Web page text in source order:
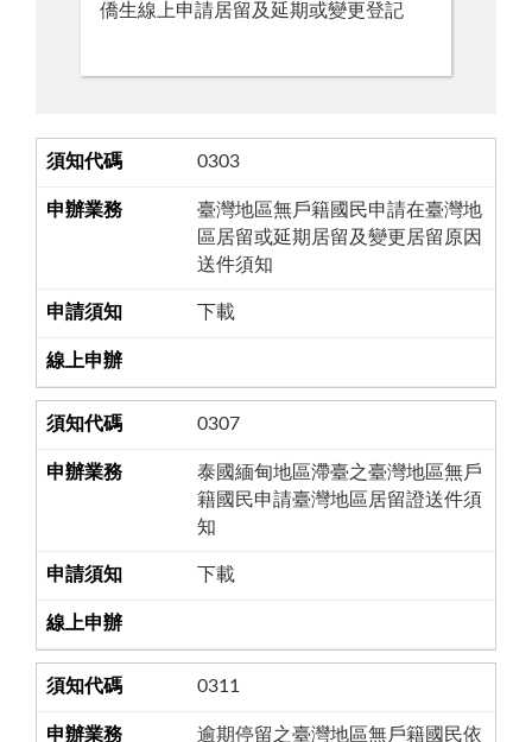
僑生線上申請居留及延期或變更登記
0303
臺灣地區無戶籍國民申請在臺灣地
區居留或延期居留及變更居留原因
送件須知
下載
0307
泰國緬甸地區滯臺之臺灣地區無戶
籍國民申請臺灣地區居留證送件須
知
下載
0311
逾期停留之臺灣地區無戶籍國民依